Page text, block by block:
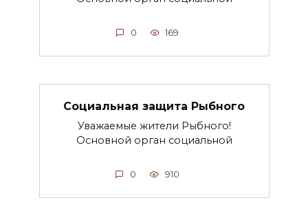
0 169
Социальная защита Рыбного
Уважаемые жители Рыбного!
Основной орган социальной
0 910